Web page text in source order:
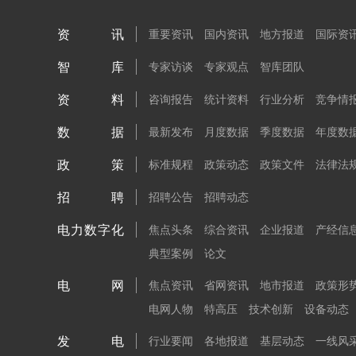
资讯 重要资讯 国内资讯 地方报道 国际资
智库 专家访谈 专家观点 智库团队
资料 咨询报告 统计资料 行业分析 竞争情
数据 最新发布 月度数据 季度数据 年度数
政策 标准规程 政策动态 政策文件 法律法
招聘 招聘公告 招聘动态
电力数字化 焦点头条 综合资讯 企业报道
产经信
典型案例
论文
电网 焦点资讯 省网资讯 地市报道
政策形
电网人物
特高压 技术创新 设备动态
发电 行业要闻 各地报道 基层动态 一线风